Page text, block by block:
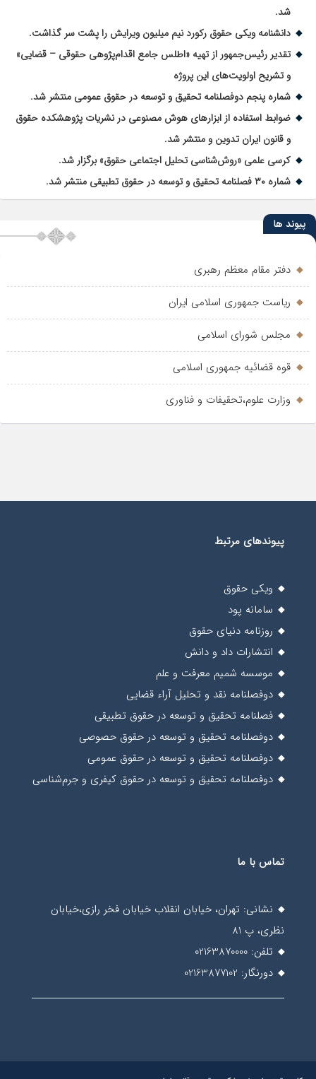
شد.
دانشنامه ویکی حقوق رکورد نیم میلیون ویرایش را پشت سر گذاشت.
تقدیر رئیس‌جمهور از تهیه «اطلس جامع اقدام‌پژوهی حقوقی – قضایی»
و تشریح اولویت‌های این پروژه
شماره پنجم دوفصلنامه تحقیق و توسعه در حقوق عمومی منتشر شد.
ضوابط استفاده از ابزارهای هوش مصنوعی در نشریات پژوهشکده حقوق
و قانون ایران تدوین و منتشر شد.
کرسی علمی «روش‌شناسی تحلیل اجتماعی حقوق» برگزار شد.
شماره ۳۰ فصلنامه تحقیق و توسعه در حقوق تطبیقی منتشر شد.
پیوند ها
دفتر مقام معظم رهبری
ریاست جمهوری اسلامی ایران
مجلس شورای اسلامی
قوه قضائیه جمهوری اسلامی
وزارت علوم،تحقیفات و فناوری
پیوندهای مرتبط
ویکی حقوق
سامانه پود
روزنامه دنیای حقوق
انتشارات داد و دانش
موسسه شمیم معرفت و علم
دوفصلنامه نقد و تحلیل آراء قضایی
فصلنامه تحقیق و توسعه در حقوق تطبیقی
دوفصلنامه تحقیق و توسعه در حقوق حصوصی
دوفصلنامه تحقیق و توسعه در حقوق عمومی
دوفصلنامه تحقیق و توسعه در حقوق کیفری و جرم‌شناسی
تماس با ما
نشانی: تهران، خیابان انقلاب خیابان فخر رازی،خیابان
نظری، پ 81
تلفن: 02163870000
دورنگار: 02163877102